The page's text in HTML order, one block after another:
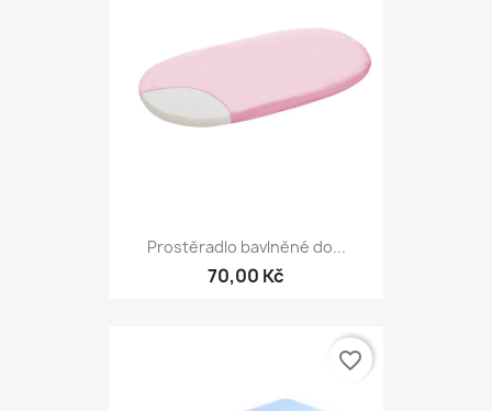
Prostěradlo bavlněné do...
70,00 Kč
favorite_border